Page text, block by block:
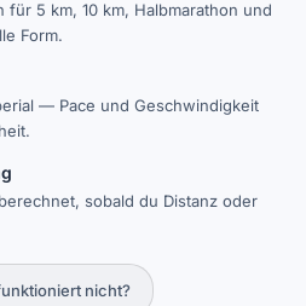
für 5 km, 10 km, Halbmarathon und
Form.
— Pace und Geschwindigkeit
sobald du Distanz oder
nicht?